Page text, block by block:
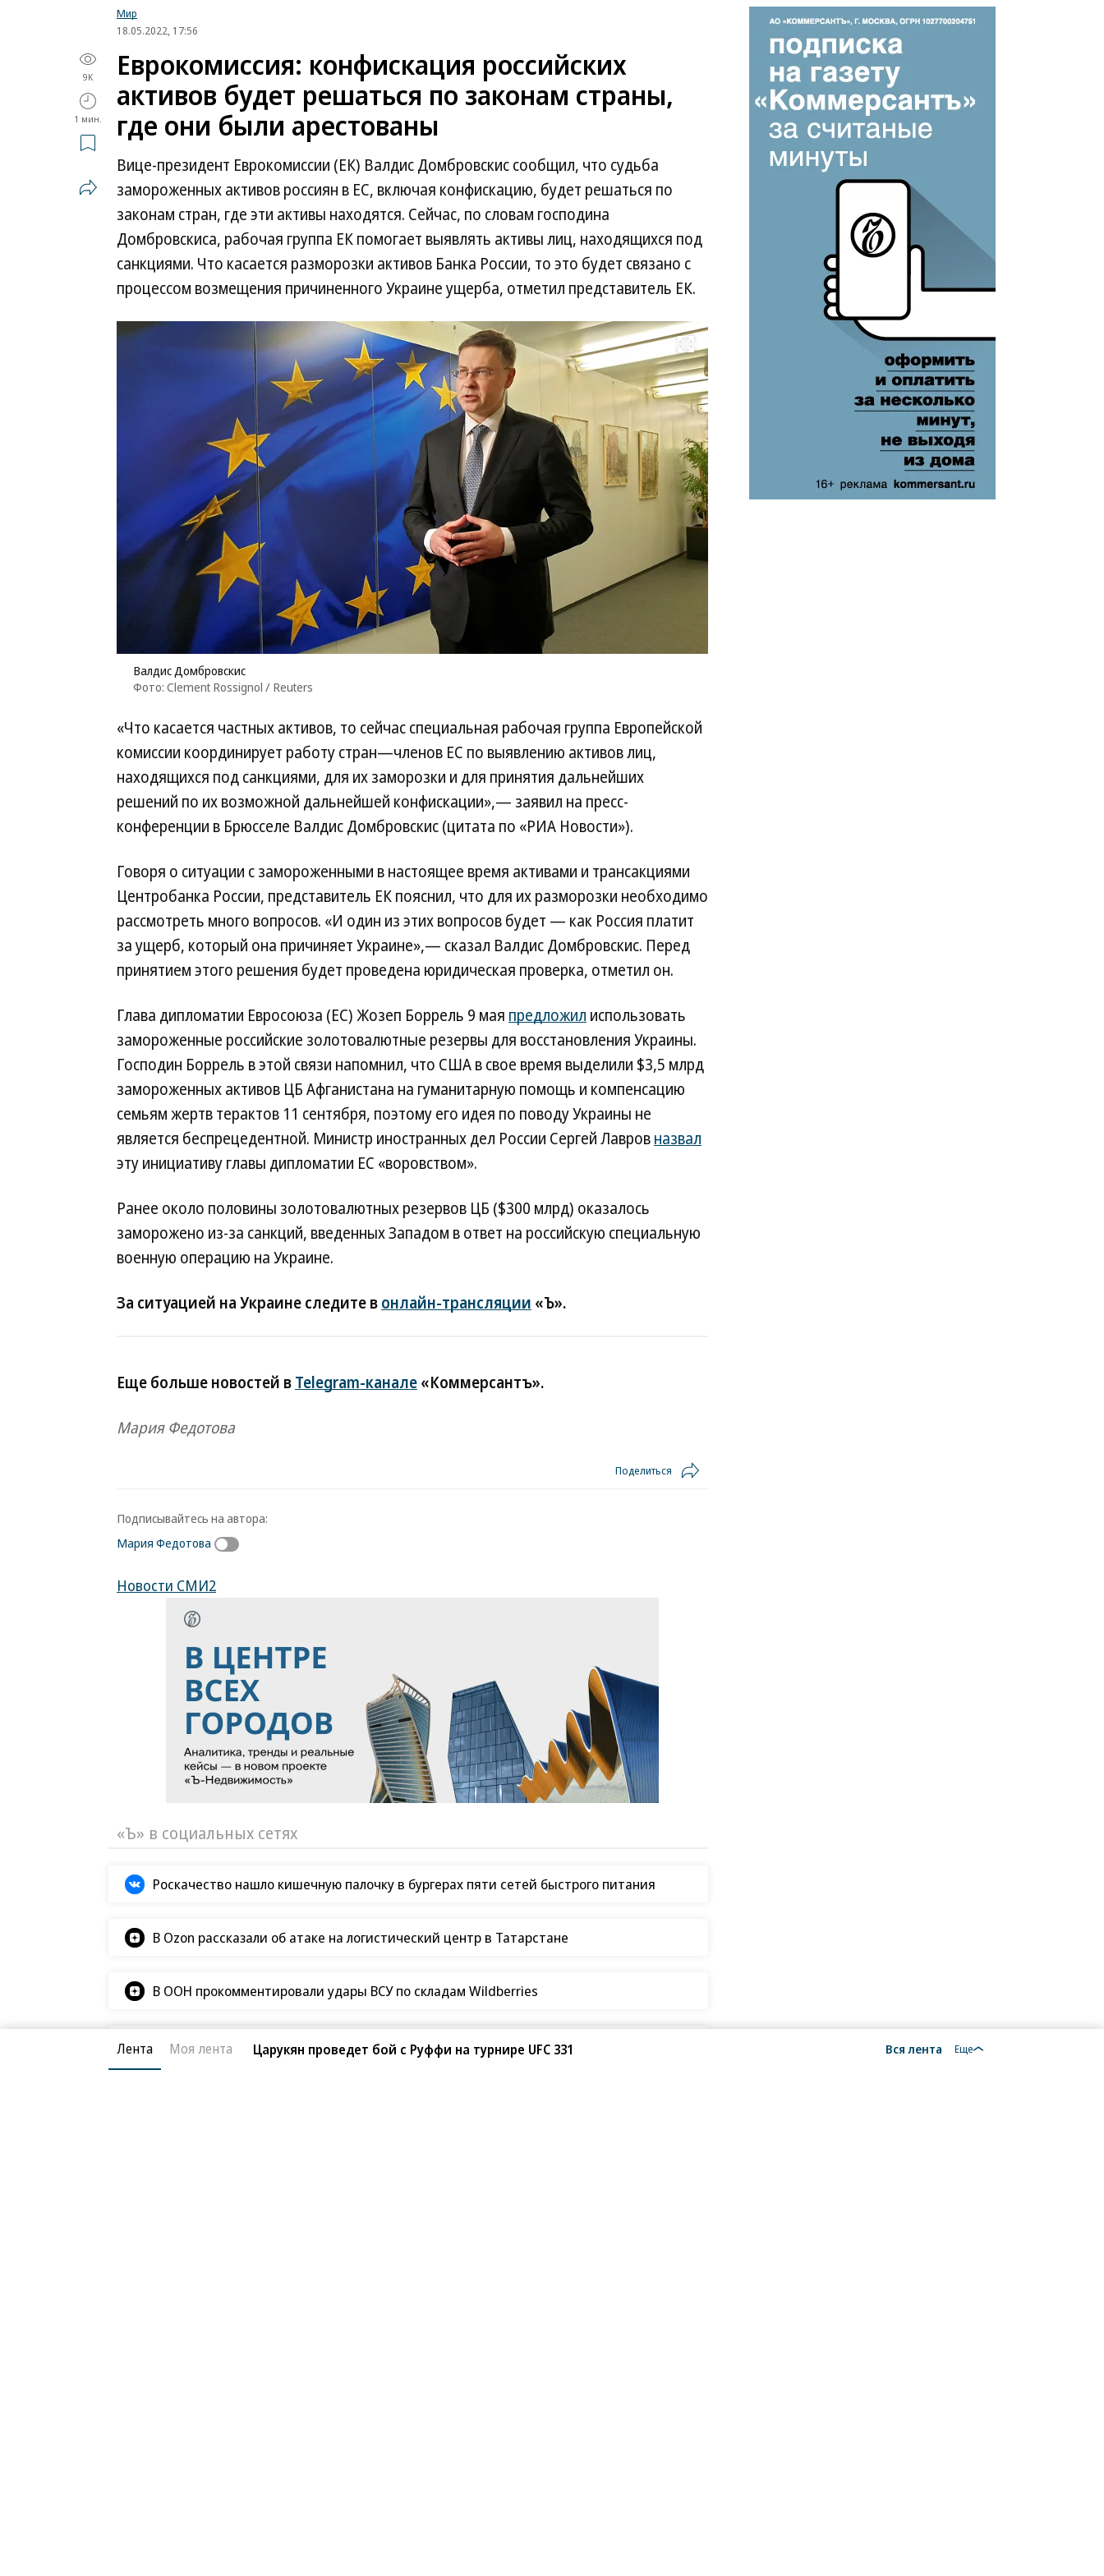
Мир
18.05.2022, 17:56
9K
1 мин.
Еврокомиссия: конфискация российских
активов будет решаться по законам страны,
где они были арестованы
Вице-президент Еврокомиссии (ЕК) Валдис Домбровскис сообщил, что судьба
замороженных активов россиян в ЕС, включая конфискацию, будет решаться по
законам стран, где эти активы находятся. Сейчас, по словам господина
Домбровскиса, рабочая группа ЕК помогает выявлять активы лиц, находящихся под
санкциями. Что касается разморозки активов Банка России, то это будет связано с
процессом возмещения причиненного Украине ущерба, отметил представитель ЕК.
Развернуть на весь экран
Валдис Домбровскис
Фото: Clement Rossignol / Reuters
«Что касается частных активов, то сейчас специальная рабочая группа Европейской
комиссии координирует работу стран—членов ЕС по выявлению активов лиц,
находящихся под санкциями, для их заморозки и для принятия дальнейших
решений по их возможной дальнейшей конфискации»,— заявил на пресс-
конференции в Брюсселе Валдис Домбровскис (цитата по «РИА Новости»).
Говоря о ситуации с замороженными в настоящее время активами и трансакциями
Центробанка России, представитель ЕК пояснил, что для их разморозки необходимо
рассмотреть много вопросов. «И один из этих вопросов будет — как Россия платит
за ущерб, который она причиняет Украине»,— сказал Валдис Домбровскис. Перед
принятием этого решения будет проведена юридическая проверка, отметил он.
Глава дипломатии Евросоюза (ЕС) Жозеп Боррель 9 мая предложил использовать
замороженные российские золотовалютные резервы для восстановления Украины.
Господин Боррель в этой связи напомнил, что США в свое время выделили $3,5 млрд
замороженных активов ЦБ Афганистана на гуманитарную помощь и компенсацию
семьям жертв терактов 11 сентября, поэтому его идея по поводу Украины не
является беспрецедентной. Министр иностранных дел России Сергей Лавровназвал
эту инициативу главы дипломатии ЕС «воровством».
Ранее около половины золотовалютных резервов ЦБ ($300 млрд) оказалось
заморожено из-за санкций, введенных Западом в ответ на российскую специальную
военную операцию на Украине.
За ситуацией на Украине следите вонлайн-трансляции «Ъ».
Еще больше новостей вTelegram-канале«Коммерсантъ».
Мария Федотова
Поделиться
Подписывайтесь на автора:
Мария Федотова
Новости СМИ2
«Ъ» в социальных сетях
Роскачество нашло кишечную палочку в бургерах пяти сетей быстрого питания
В Ozon рассказали об атаке на логистический центр в Татарстане
В ООН прокомментировали удары ВСУ по складам Wildberries
Татьяна Ким прокомментировала атаки на склады Wildberries
Лента Моя лента Царукян проведет бой с Руффи на турнире UFC 331 Вся лента Еще